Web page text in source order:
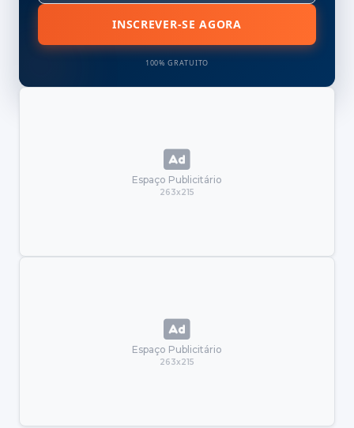
INSCREVER-SE AGORA
100% GRATUITO
Espaço Publicitário
263x215
Espaço Publicitário
263x215